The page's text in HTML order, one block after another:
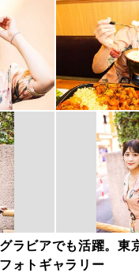
ラビアでも活躍。東
ォトギャラリー